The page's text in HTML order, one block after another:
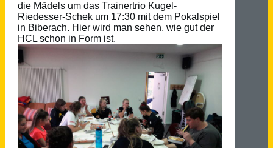
die Mädels um das Trainertrio Kugel-
Riedesser-Schek um 17:30 mit dem Pokalspiel
in Biberach. Hier wird man sehen, wie gut der
HCL schon in Form ist.